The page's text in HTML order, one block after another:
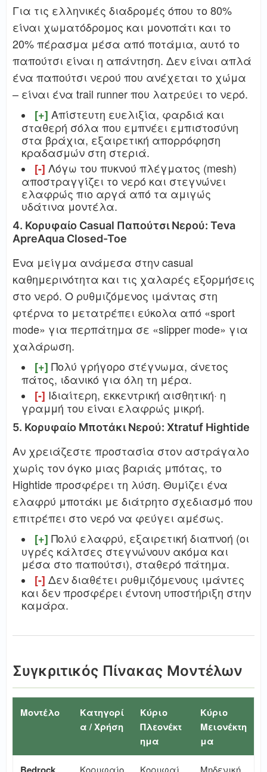
Για τις ελληνικές διαδρομές όπου το 80%
είναι χωματόδρομος και μονοπάτι και το
20% πέρασμα μέσα από ποτάμια, αυτό το
παπούτσι είναι η απάντηση. Δεν είναι απλά
ένα παπούτσι νερού που ανέχεται το χώμα
– είναι ένα trail runner που λατρεύει το νερό.
[+] Απίστευτη ευελιξία, φαρδιά και
σταθερή σόλα που εμπνέει εμπιστοσύνη
στα βράχια, εξαιρετική απορρόφηση
κραδασμών στη στεριά.
[-] Λόγω του πυκνού πλέγματος (mesh)
αποστραγγίζει το νερό και στεγνώνει
ελαφρώς πιο αργά από τα αμιγώς
υδάτινα μοντέλα.
4. Κορυφαίο Casual Παπούτσι Νερού: Teva
ApreAqua Closed-Toe
Ένα μείγμα ανάμεσα στην casual
καθημερινότητα και τις χαλαρές εξορμήσεις
στο νερό. Ο ρυθμιζόμενος ιμάντας στη
φτέρνα το μετατρέπει εύκολα από «sport
mode» για περπάτημα σε «slipper mode» για
χαλάρωση.
[+] Πολύ γρήγορο στέγνωμα, άνετος
πάτος, ιδανικό για όλη τη μέρα.
[-] Ιδιαίτερη, εκκεντρική αισθητική· η
γραμμή του είναι ελαφρώς μικρή.
5. Κορυφαίο Μποτάκι Νερού: Xtratuf Hightide
Αν χρειάζεστε προστασία στον αστράγαλο
χωρίς τον όγκο μιας βαριάς μπότας, το
Hightide προσφέρει τη λύση. Θυμίζει ένα
ελαφρύ μποτάκι με διάτρητο σχεδιασμό που
επιτρέπει στο νερό να φεύγει αμέσως.
[+] Πολύ ελαφρύ, εξαιρετική διαπνοή (οι
υγρές κάλτσες στεγνώνουν ακόμα και
μέσα στο παπούτσι), σταθερό πάτημα.
[-] Δεν διαθέτει ρυθμιζόμενους ιμάντες
και δεν προσφέρει έντονη υποστήριξη στην
καμάρα.
Συγκριτικός Πίνακας Μοντέλων
Μοντέλο
Κατηγορί
α / Χρήση
Κύριο
Πλεονέκτ
ημα
Κύριο
Μειονέκτη
μα
Κορυφαίο Κορυφαί Μηδενική